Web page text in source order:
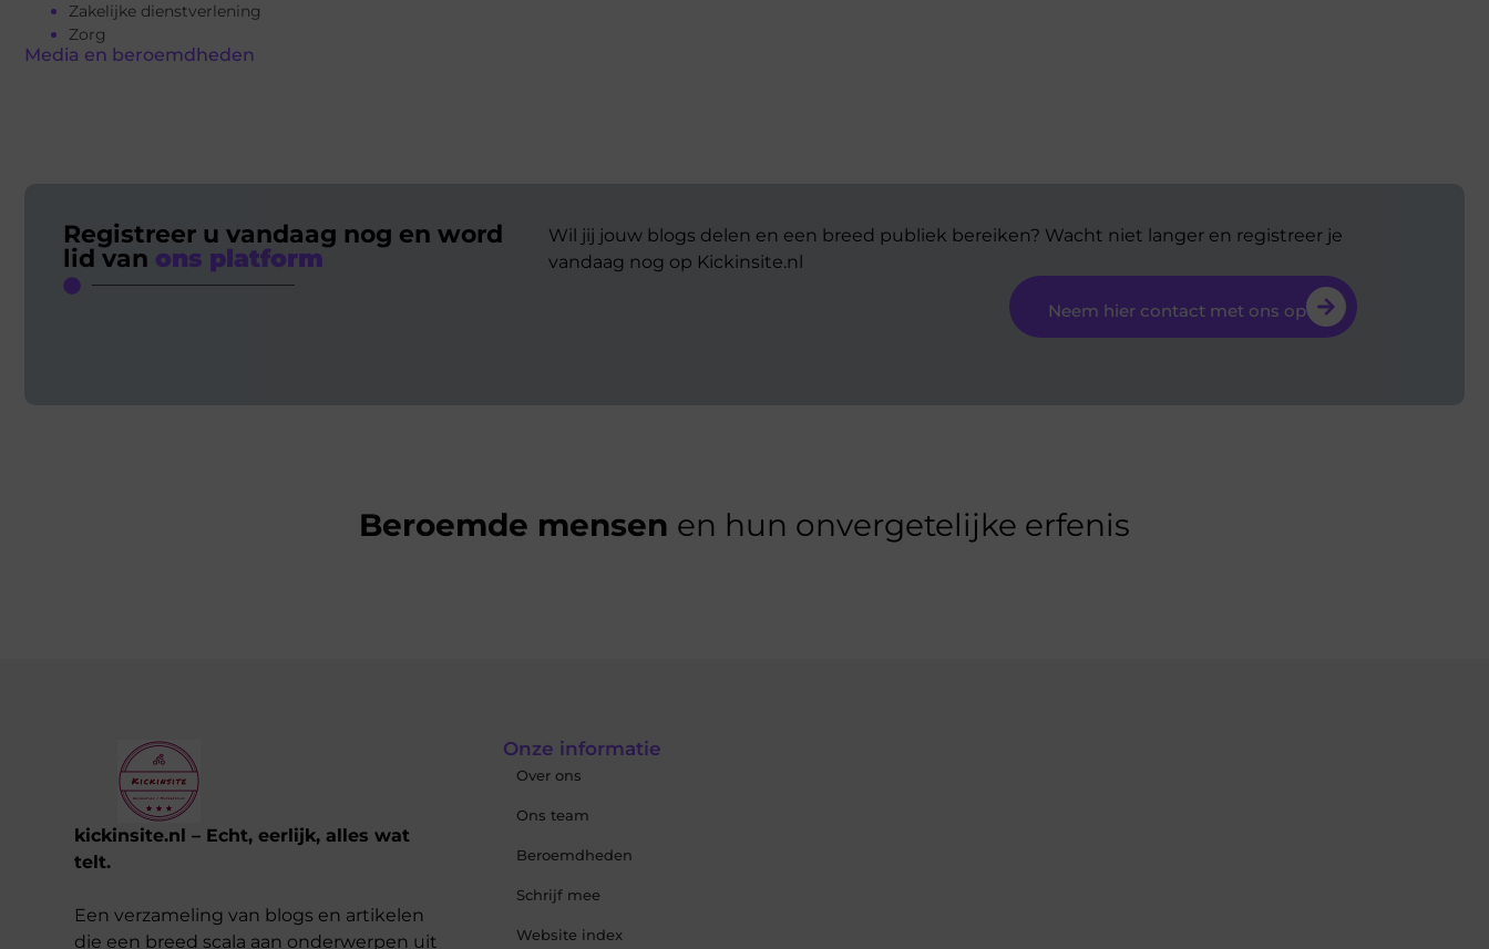
Zakelijke dienstverlening
Zorg
Media en beroemdheden
Registreer u vandaag nog en word
lid van ons platform
Wil jij jouw blogs delen en een breed publiek bereiken? Wacht niet langer en registreer je
vandaag nog op Kickinsite.nl
Neem hier contact met ons op
Beroemde mensen en hun onvergetelijke erfenis
kickinsite.nl – Echt, eerlijk, alles wat
telt.
Een verzameling van blogs en artikelen
die een breed scala aan onderwerpen uit
Onze informatie
Over ons
Ons team
Beroemdheden
Schrijf mee
Website index